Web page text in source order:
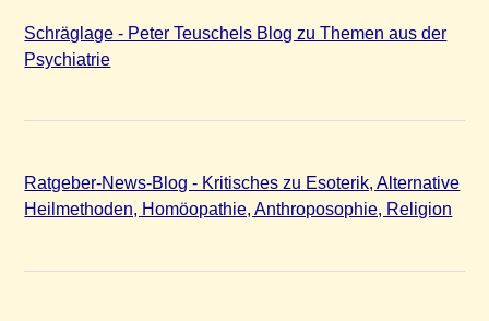
Schräglage - Peter Teuschels Blog zu Themen aus der
Psychiatrie
Ratgeber-News-Blog - Kritisches zu Esoterik, Alternative
Heilmethoden, Homöopathie, Anthroposophie, Religion